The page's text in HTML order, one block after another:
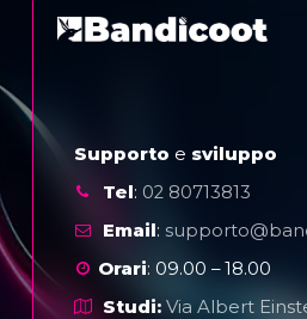
Supporto e sviluppo
Tel: 02 80713813
Email:
Orari: 09.00 – 18.00
Studi: Via Albert